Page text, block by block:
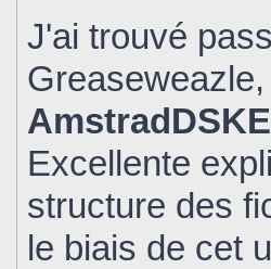
J'ai trouvé
Excellente
structure des
le biais de cet